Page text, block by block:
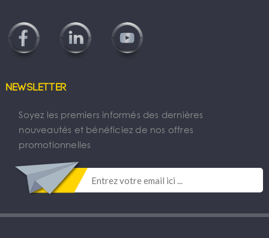
Newsletter
Soyez les premiers informés des dernières
nouveautés et bénéficiez de nos offres
promotionnelles